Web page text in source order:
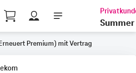
Shopping Cart
Summer
Premium) mit Vertrag